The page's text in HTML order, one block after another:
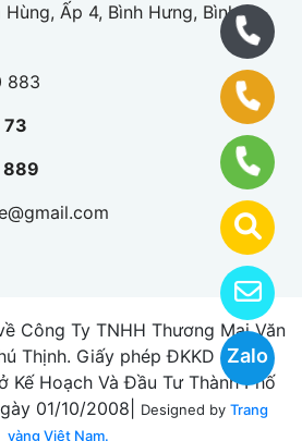
Zalo
Ấp 4, Bình Hưng, Bình
883
73
Công Ty TNHH Thương Mại Văn
Thịnh. Giấy phép ĐKKD số
Kế Hoạch Và Đầu Tư Thành Phố
01/10/2008|
Designed by Trang
vàng Việt Nam.